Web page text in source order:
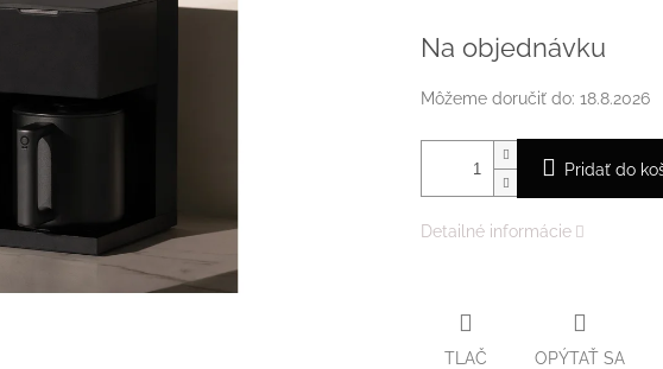
cena:
Na objednávku
Môžeme doručiť do: 18.8.2026
Pridať do
Detailné informácie
TLAČ OPÝTAŤ SA